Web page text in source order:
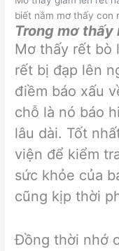
biết nằm mơ thấy con
Trong mơ
Mơ thấy rết bò
rết bị đạp lên
điềm báo xấu
chỗ là nó báo
lâu dài. Tốt
viện để kiểm
sức khỏe của
cũng kịp thời
Đồng thời nhớ